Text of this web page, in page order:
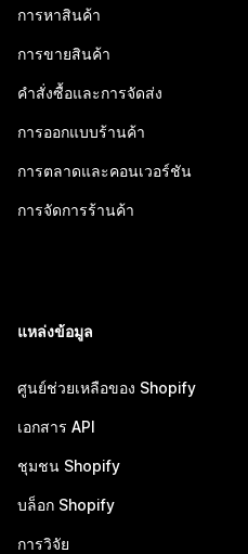
การหาสินค้า
การขายสินค้า
คำสั่งซื้อและการจัดส่ง
การออกแบบร้านค้า
การตลาดและคอนเวอร์ชัน
การจัดการร้านค้า
แหล่งข้อมูล
ศูนย์ช่วยเหลือของ Shopify
เอกสาร API
ชุมชน Shopify
บล็อก Shopify
การวิจัย